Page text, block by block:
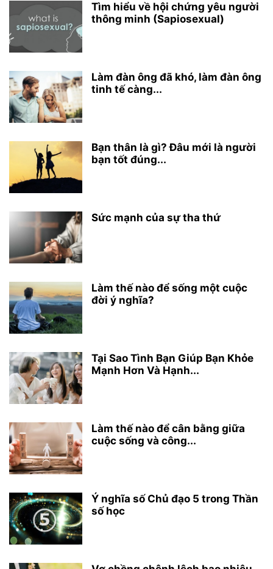
Tìm hiểu về hội chứng yêu người
thông minh (Sapiosexual)
Làm đàn ông đã khó, làm đàn ông
tinh tế càng...
Bạn thân là gì? Đâu mới là người
bạn tốt đúng...
Sức mạnh của sự tha thứ
Làm thế nào để sống một cuộc
đời ý nghĩa?
Tại Sao Tình Bạn Giúp Bạn Khỏe
Mạnh Hơn Và Hạnh...
Làm thế nào để cân bằng giữa
cuộc sống và công...
Ý nghĩa số Chủ đạo 5 trong Thần
số học